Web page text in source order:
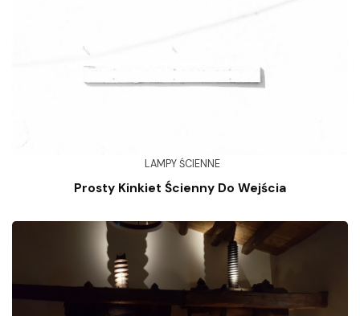
LAMPY ŚCIENNE
Prosty Kinkiet Ścienny Do Wejścia